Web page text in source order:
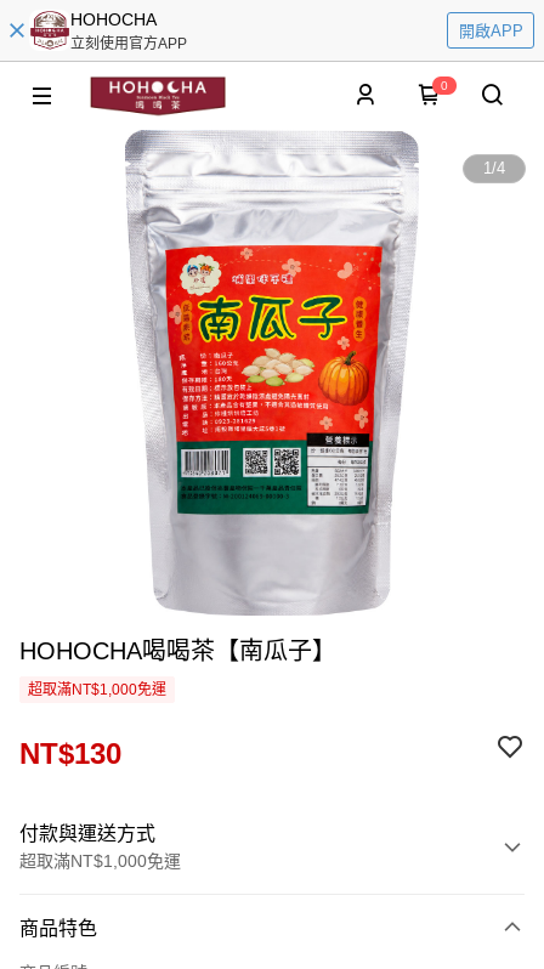
HOHOCHA
立刻使用官方APP
開啟APP
0
1/4
HOHOCHA喝喝茶【南瓜子】
超取滿NT$1,000免運
NT$130
付款與運送方式
超取滿NT$1,000免運
信用卡一次付款
商品特色